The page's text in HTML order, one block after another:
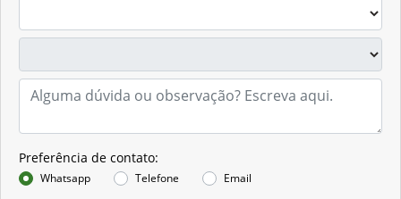
Preferência de contato:
Whatsapp Telefone Email